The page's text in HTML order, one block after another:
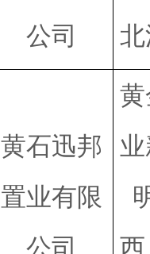
公司
黄石迅邦
置业有限
公司